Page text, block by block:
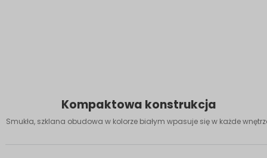
Kompaktowa konstrukcja
Smukła, szklana obudowa w kolorze białym wpasuje się w każde